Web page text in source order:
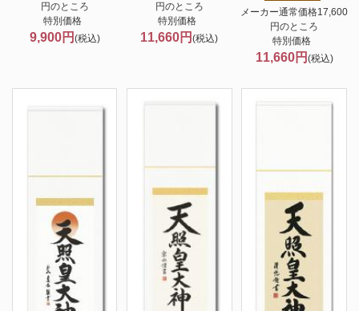
円のところ
特別価格
9,900円 (税込)
円のところ
特別価格
11,660円(税込)
メーカー通常価格17,600
円のところ
特別価格
11,660円 (税込)